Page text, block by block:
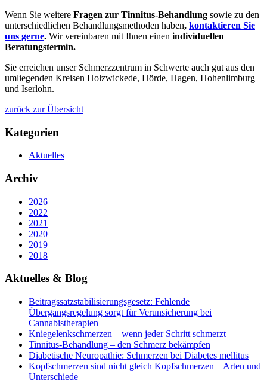
Wenn Sie weitere Fragen zur Tinnitus-Behandlung sowie zu den
unterschiedlichen Behandlungsmethoden haben, kontaktieren Sie
uns gerne. Wir vereinbaren mit Ihnen einen individuellen
Beratungstermin.
Sie erreichen unser Schmerzzentrum in Schwerte auch gut aus den
umliegenden Kreisen Holzwickede, Hörde, Hagen, Hohenlimburg
und Iserlohn.
zurück zur Übersicht
Kategorien
Aktuelles
Archiv
2026
2022
2021
2020
2019
2018
Aktuelles & Blog
Beitragssatzstabilisierungsgesetz: Fehlende
Übergangsregelung sorgt für Verunsicherung bei
Cannabistherapien
Kniegelenkschmerzen – wenn jeder Schritt schmerzt
Tinnitus-Behandlung – den Schmerz bekämpfen
Diabetische Neuropathie: Schmerzen bei Diabetes mellitus
Kopfschmerzen sind nicht gleich Kopfschmerzen – Arten und
Unterschiede